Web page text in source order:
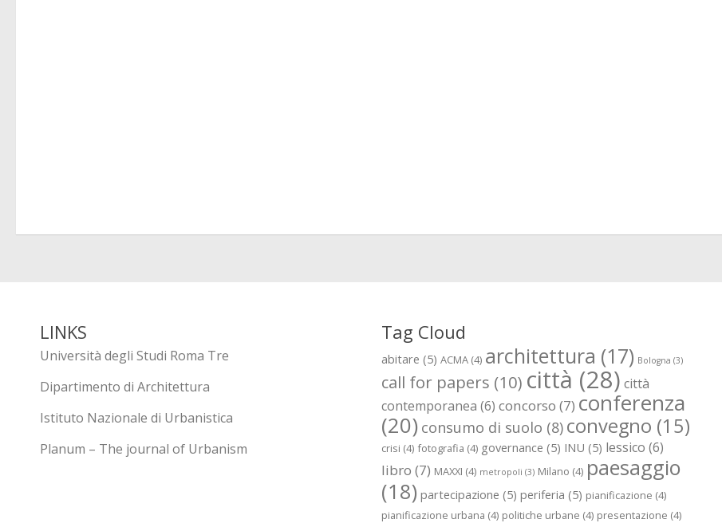
LINKS
Università degli Studi Roma Tre
Dipartimento di Architettura
Istituto Nazionale di Urbanistica
Planum – The journal of Urbanism
Tag Cloud
abitare (5) ACMA(4) architettura (17) Bologna (3)
call for papers (10) città (28) città
contemporanea (6) concorso (7) conferenza
(20) consumo di suolo (8) convegno (15)
crisi (4) fotografia (4) governance (5) INU (5) lessico (6)
libro (7) MAXXI (4) metropoli (3) Milano (4) paesaggio
(18) partecipazione (5) periferia (5) pianificazione (4)
pianificazione urbana (4) politiche urbane (4) presentazione (4)